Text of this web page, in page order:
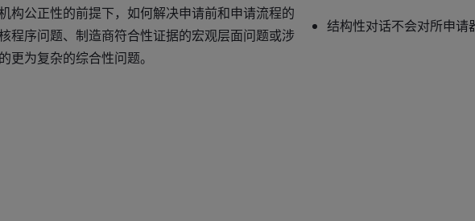
构公正性的前提下，如何解决申请前和申请流程的
程序问题、制造商符合性证据的宏观层面问题或涉
更为复杂的综合性问题。
结构性对话不会对所申请